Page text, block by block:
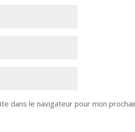
dans le navigateur pour mon